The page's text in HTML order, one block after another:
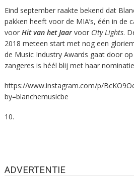
Eind september raakte bekend dat
pakken heeft voor de MIA’s, één in de
voor Hit van het Jaar voor City Lights.
2018 meteen start met nog een
de Music Industry Awards gaat door
zangeres is héél blij met haar
https://www.instagram.com/p/
by=blanchemusicbe
10.
ADVERTENTIE